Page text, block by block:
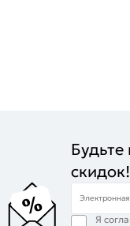
скидок!
Я